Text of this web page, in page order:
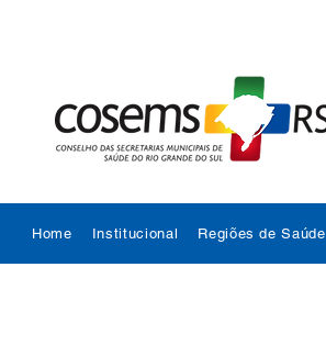
Home Institucional Regiões de Saúde